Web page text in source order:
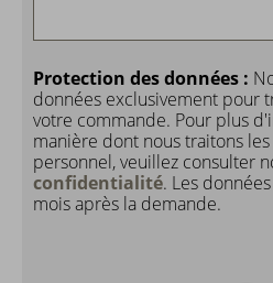
Protection des données :
données exclusivement pour
votre commande. Pour plus
manière dont nous traitons
personnel, veuillez consulter
confidentialité. Les
mois après la demande.